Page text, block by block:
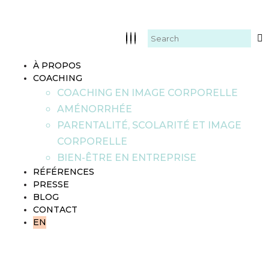
À PROPOS
COACHING
COACHING EN IMAGE CORPORELLE
AMÉNORRHÉE
PARENTALITÉ, SCOLARITÉ ET IMAGE
CORPORELLE
BIEN-ÊTRE EN ENTREPRISE
RÉFÉRENCES
PRESSE
BLOG
CONTACT
EN